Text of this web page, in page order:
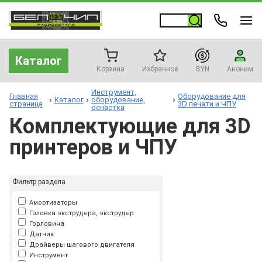
Каталог
Корзина Избранное BYN Аноним
Главная
страница
Каталог
Инструмент,
оборудование,
оснастка
Оборудование для
3D печати и ЧПУ
Комплектующие для 3D
принтеров и ЧПУ
Фильтр раздела
Амортизаторы
Головка экструдера, экструдер
Горловина
Датчик
Драйверы шагового двигателя
Инструмент